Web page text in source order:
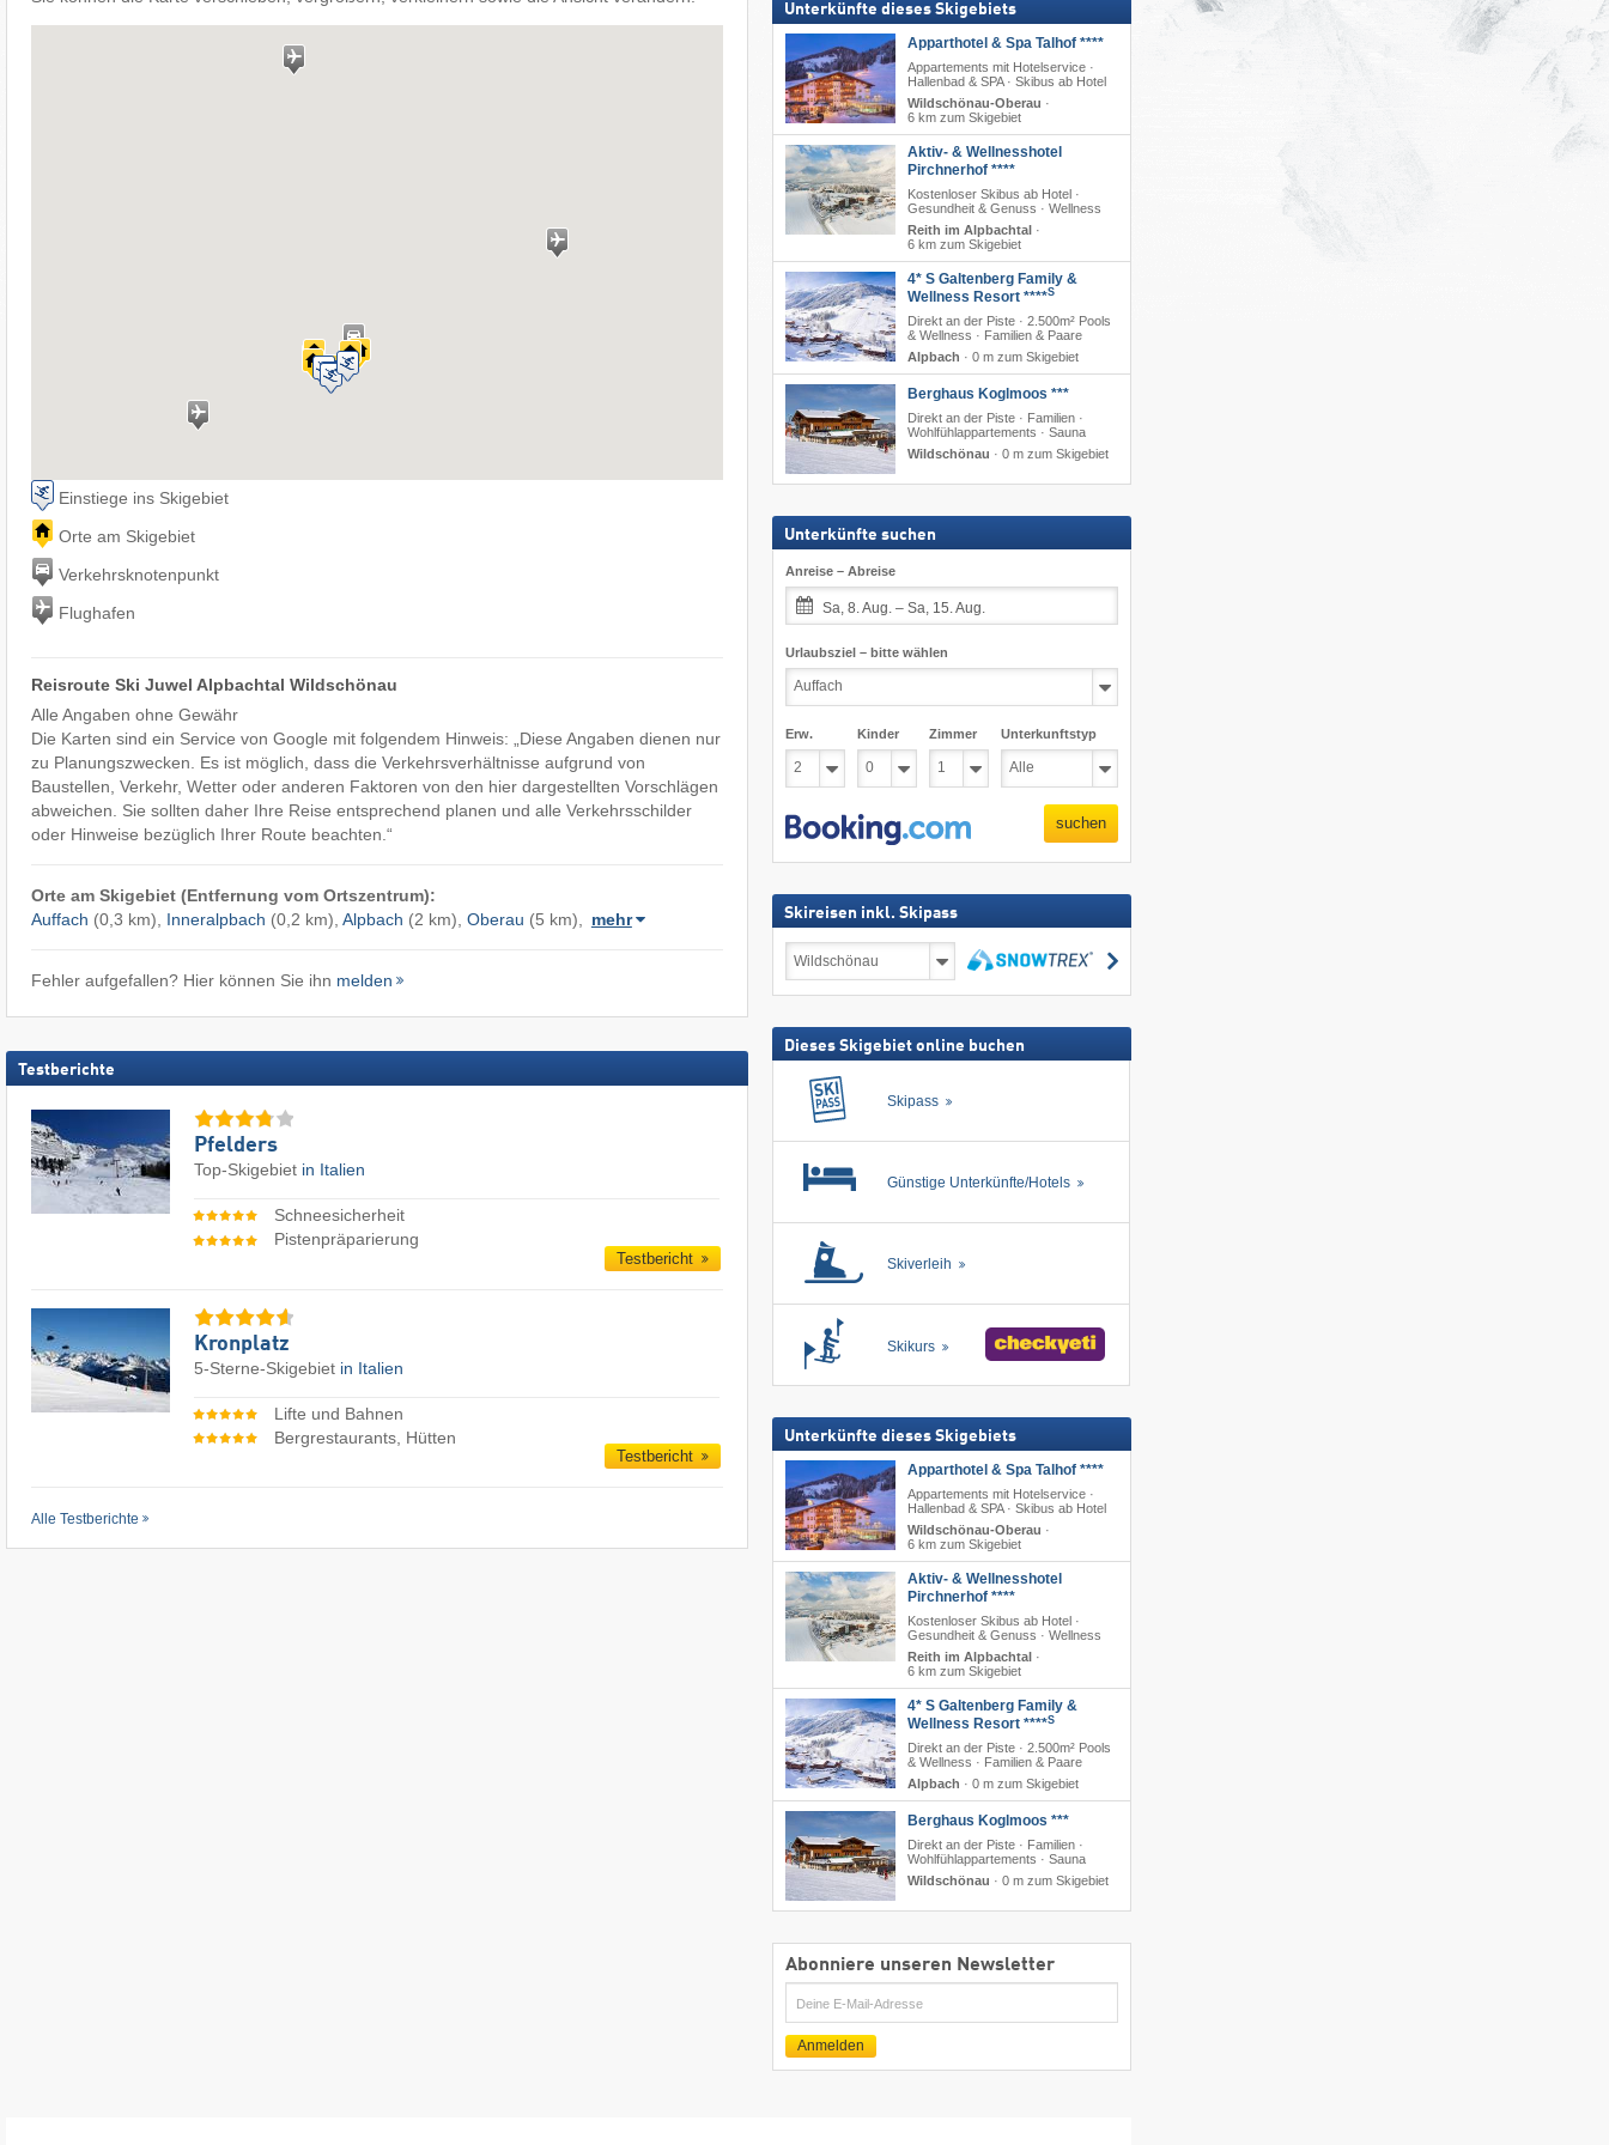
Einstiege ins Skigebiet
Orte am Skigebiet
Verkehrsknotenpunkt
Flughafen
Reisroute Ski Juwel Alpbachtal Wildschönau
Alle Angaben ohne Gewähr
Die Karten sind ein Service von Google mit folgendem Hinweis: „Diese Angaben dienen nur
zu Planungszwecken. Es ist möglich, dass die Verkehrsverhältnisse aufgrund von
Baustellen, Verkehr, Wetter oder anderen Faktoren von den hier dargestellten Vorschlägen
abweichen. Sie sollten daher Ihre Reise entsprechend planen und alle Verkehrsschilder
oder Hinweise bezüglich Ihrer Route beachten.“
Orte am Skigebiet (Entfernung vom Ortszentrum):
Auffach (0,3 km), Inneralpbach (0,2 km), Alpbach (2 km), Oberau (5 km), mehr
Fehler aufgefallen? Hier können Sie ihn melden
Testberichte
Pfelders
Top-Skigebiet in Italien
Schneesicherheit
Pistenpräparierung
Testbericht
Kronplatz
5-Sterne-Skigebiet in Italien
Lifte und Bahnen
Bergrestaurants, Hütten
Testbericht
Alle Testberichte
Unterkünfte dieses Skigebiets
Apparthotel & Spa Talhof ****
Appartements mit Hotelservice ·
Hallenbad & SPA · Skibus ab Hotel
Wildschönau-Oberau ·
6 km zum Skigebiet
Aktiv- & Wellnesshotel
Pirchnerhof ****
Kostenloser Skibus ab Hotel ·
Gesundheit & Genuss · Wellness
Reith im Alpbachtal·
6 km zum Skigebiet
4* S Galtenberg Family &
Wellness Resort ****S
Direkt an der Piste · 2.500m² Pools
& Wellness · Familien & Paare
Alpbach · 0 m zum Skigebiet
Berghaus Koglmoos ***
Direkt an der Piste · Familien ·
Wohlfühlappartements · Sauna
Wildschönau · 0 m zum Skigebiet
Unterkünfte suchen
Anreise – Abreise
Sa, 8. Aug. – Sa, 15. Aug.
Urlaubsziel – bitte wählen
Erw. Kinder Zimmer Unterkunftstyp
suchen
Skireisen inkl. Skipass
inkl.
suchen
Dieses Skigebiet online buchen
Skipass
Günstige Unterkünfte/Hotels
Skiverleih
Skikurs
Unterkünfte dieses Skigebiets
Apparthotel & Spa Talhof ****
Appartements mit Hotelservice ·
Hallenbad & SPA · Skibus ab Hotel
Wildschönau-Oberau ·
6 km zum Skigebiet
Aktiv- & Wellnesshotel
Pirchnerhof ****
Kostenloser Skibus ab Hotel ·
Gesundheit & Genuss · Wellness
Reith im Alpbachtal ·
6 km zum Skigebiet
4* S Galtenberg Family &
Wellness Resort ****S
Direkt an der Piste · 2.500m² Pools
& Wellness · Familien & Paare
Alpbach · 0 m zum Skigebiet
Berghaus Koglmoos ***
Direkt an der Piste · Familien ·
Wohlfühlappartements · Sauna
Wildschönau · 0 m zum Skigebiet
Abonniere unseren Newsletter
E-
Mail
Anmelden